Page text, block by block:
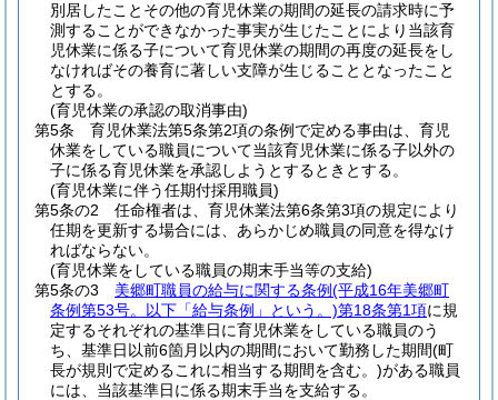
別居したことその他の育児休業の期間の延長の請求時に予
測することができなかった事実が生じたことにより当該育
児休業に係る子について育児休業の期間の再度の延長をし
なければその養育に著しい支障が生じることとなったこと
とする。
(育児休業の承認の取消事由)
第5条
育児休業法第5条第2項の条例で定める事由は、育児
休業をしている職員について当該育児休業に係る子以外の
子に係る育児休業を承認しようとするときとする。
(育児休業に伴う任期付採用職員)
第5条の2
任命権者は、育児休業法第6条第3項の規定により
任期を更新する場合には、あらかじめ職員の同意を得なけ
ればならない。
(育児休業をしている職員の期末手当等の支給)
第5条の3
美郷町職員の給与に関する条例(平成16年美郷町
条例第53号。以下「給与条例」という。)第18条第1項に規
定するそれぞれの基準日に育児休業をしている職員のう
ち、基準日以前6箇月以内の期間において勤務した期間(町
長が規則で定めるこれに相当する期間を含む。)がある職員
には、当該基準日に係る期末手当を支給する。